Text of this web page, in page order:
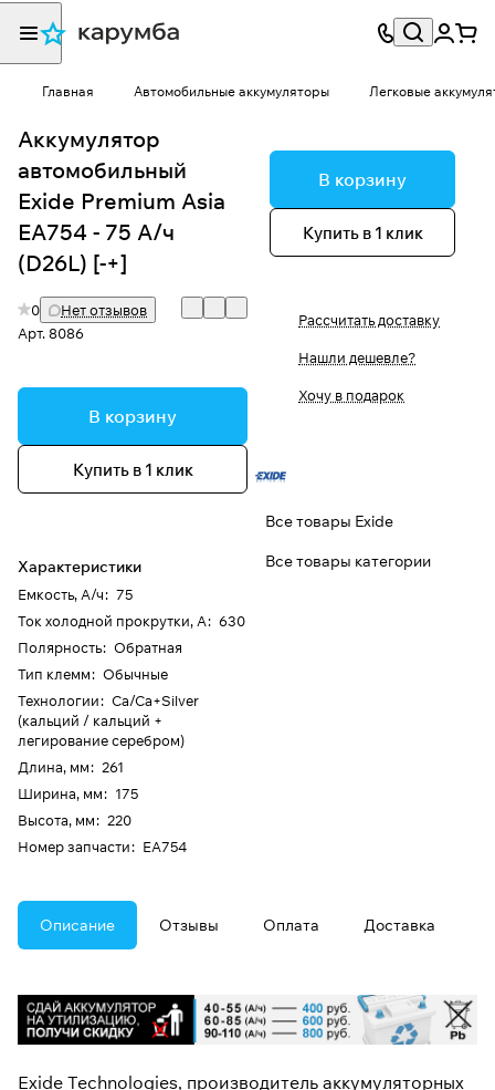
Главная Автомобильные аккумуляторы Легковые
Аккумулятор
автомобильный
Exide Premium Asia
EA754 - 75 А/ч
(D26L) [-+]
0
Нет отзывов
Арт.8086
В корзину
Купить в 1 клик
Характеристики
Емкость, А/ч: 75
Ток холодной прокрутки, А: 630
Полярность: Обратная
Тип клемм: Обычные
Технологии: Ca/Ca+Silver
(кальций / кальций +
легирование серебром)
Длина, мм: 261
Ширина, мм: 175
Высота, мм: 220
Номер запчасти: EA754
В корзину
Купить в 1 клик
Рассчитать доставку
Нашли дешевле?
Хочу в подарок
Все товары Exide
Все товары категории
Описание Отзывы Оплата Доставка
Exide Technologies, производитель аккумуляторных